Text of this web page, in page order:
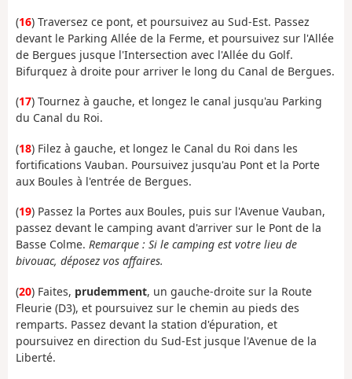
(16) Traversez ce pont, et poursuivez au Sud-Est. Passez
devant le Parking Allée de la Ferme, et poursuivez sur l'Allée
de Bergues jusque l'Intersection avec l'Allée du Golf.
Bifurquez à droite pour arriver le long du Canal de Bergues.
(17) Tournez à gauche, et longez le canal jusqu'au Parking
du Canal du Roi.
(18) Filez à gauche, et longez le Canal du Roi dans les
fortifications Vauban. Poursuivez jusqu'au Pont et la Porte
aux Boules à l'entrée de Bergues.
(19) Passez la Portes aux Boules, puis sur l'Avenue Vauban,
passez devant le camping avant d'arriver sur le Pont de la
Basse Colme. Remarque : Si le camping est votre lieu de
bivouac, déposez vos affaires.
(20) Faites, prudemment, un gauche-droite sur la Route
Fleurie (D3), et poursuivez sur le chemin au pieds des
remparts. Passez devant la station d'épuration, et
poursuivez en direction du Sud-Est jusque l'Avenue de la
Liberté.